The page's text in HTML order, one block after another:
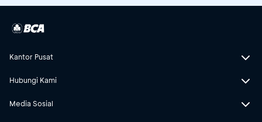
Kantor Pusat
Hubungi Kami
Media Sosial